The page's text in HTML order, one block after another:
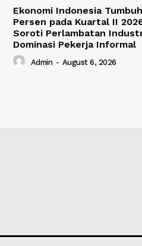
Ekonomi Indonesia
Persen pada Kuartal II
Soroti Perlambatan
Dominasi Pekerja Informal
Admin - August 6, 2026